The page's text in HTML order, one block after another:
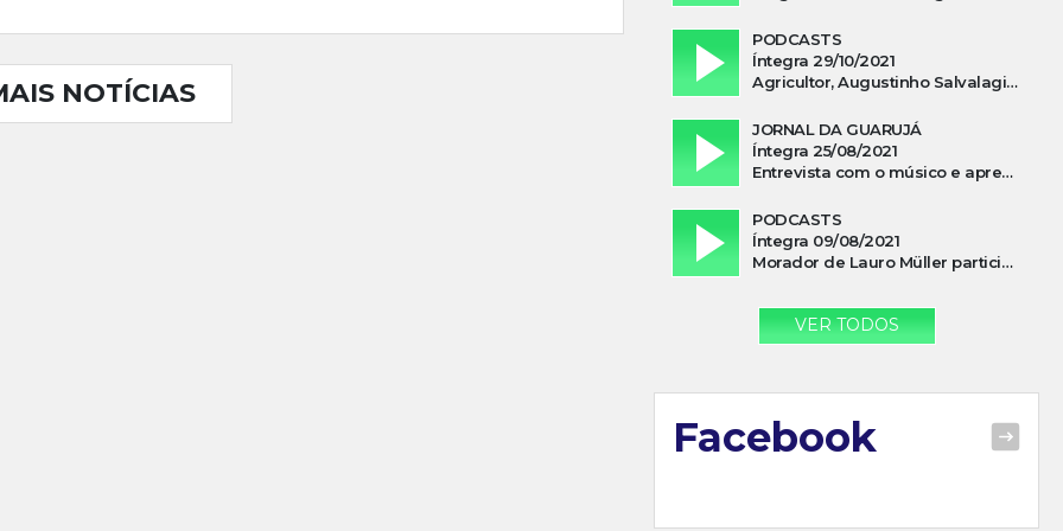
NOTÍCIAS
PODCASTS
Íntegra 29/10/2021
Agricultor, Augustinho Salvalagio, relata sobre aparição do Cavaleiro Negro no Rio das Furnas
JORNAL DA GUARUJÁ
Íntegra 25/08/2021
Entrevista com o músico e apresentador, Lismael Ferrareis, no Cidade e Campo
PODCASTS
Íntegra 09/08/2021
Morador de Lauro Müller participa de motociata em apoio a Bolsonaro
VER TODOS
Facebook